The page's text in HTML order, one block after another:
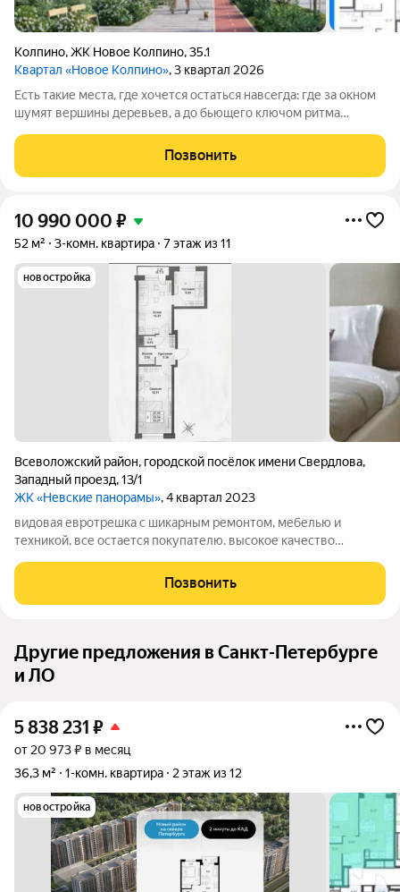
Колпино,ЖК Новое Колпино,35.1
Квартал «Новое Колпино», 3 квартал 2026
Есть такие места, где хочется остаться навсегда: где за окном
шумят вершины деревьев, а до бьющего ключом ритма
вас квартал "Новое Колпино" в зеленом районе
Петербурга.Здесь можно проводить
Позвонить
10 990 000 ₽
52 м² 3-комн. квартира 7 этаж из 11
новостройка
Всеволожский район, городской посёлок имени Свердлова,
Западный проезд,13/1
ЖК «Невские панорамы», 4 квартал 2023
видовая евротрешка с шикарным ремонтом, мебелью и
техникой. все остается покупателю. высокое качество
двусторонняя планировка с видом на неву. окна на запад и на
восток, а значит все
Позвонить
Другие предложения в Санкт-Петербурге
и ЛО
5 838 231 ₽
от 20 973 ₽ в месяц
36,3 м²
1-комн. квартира 2 этаж из 12
новостройка